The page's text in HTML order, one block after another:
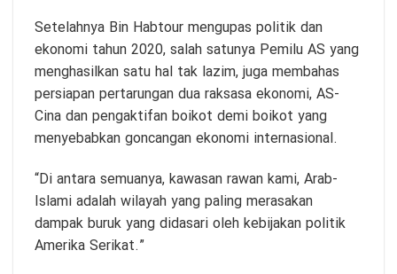
Setelahnya Bin Habtour mengupas politik dan
ekonomi tahun 2020, salah satunya Pemilu AS yang
menghasilkan satu hal tak lazim, juga membahas
persiapan pertarungan dua raksasa ekonomi, AS-
Cina dan pengaktifan boikot demi boikot yang
menyebabkan goncangan ekonomi internasional.
“Di antara semuanya, kawasan rawan kami, Arab-
Islami adalah wilayah yang paling merasakan
dampak buruk yang didasari oleh kebijakan politik
Amerika Serikat.”